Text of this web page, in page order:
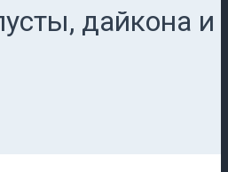
дайкона и